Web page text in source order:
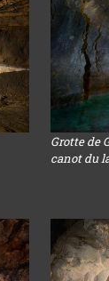
Grotte de
canot du